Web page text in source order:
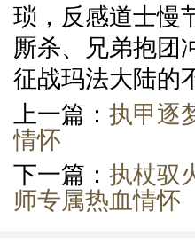
琐，反感道士慢
厮杀、兄弟抱团
征战玛法大陆的
上一篇： 执甲逐
情怀
下一篇： 执杖驭
师专属热血情怀